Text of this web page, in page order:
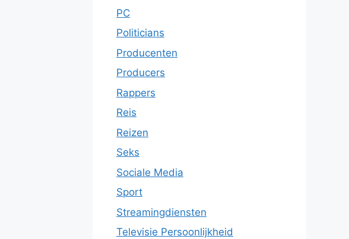
PC
Politicians
Producenten
Producers
Rappers
Reis
Reizen
Seks
Sociale Media
Sport
Streamingdiensten
Televisie Persoonlijkheid